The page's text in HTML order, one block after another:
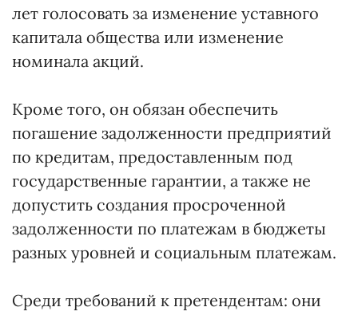
лет голосовать за изменение уставного
капитала общества или изменение
номинала акций.
Кроме того, он обязан обеспечить
погашение задолженности предприятий
по кредитам, предоставленным под
государственные гарантии, а также не
допустить создания просроченной
задолженности по платежам в бюджеты
разных уровней и социальным платежам.
Среди требований к претендентам: они